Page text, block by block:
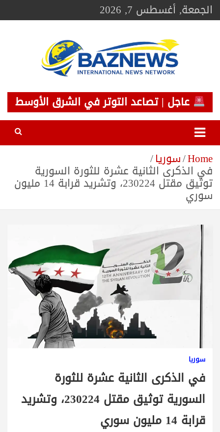
Skip
toالجمعة, أغسطس 7, 2026
BAZNEWS
شبكة باز الإخبارية
عاجل | تصاعد التوتر في الشرق الأوسط
Home سوريا
في الذكرى الثانية عشرة للثورة السورية
توثيق مقتل 230224، وتشريد قرابة 14 مليون
سوري
سوريا
في الذكرى الثانية عشرة للثورة
السورية توثيق مقتل 230224، وتشريد
قرابة 14 مليون سوري